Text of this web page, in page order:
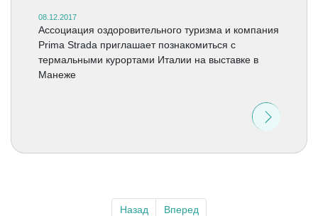
08.12.2017
Ассоциация оздоровительного туризма и компания
Prima Strada приглашает познакомиться с
термальными курортами Италии на выставке в
Манеже
Назад Вперед